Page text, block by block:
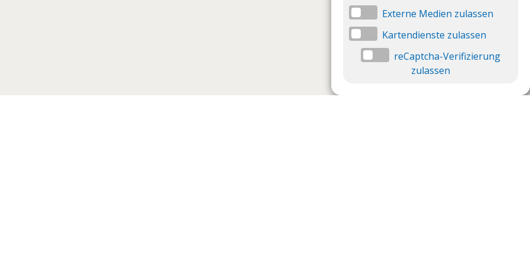
Externe Medien zulassen
Kartendienste zulassen
reCaptcha-Verifizierung
zulassen